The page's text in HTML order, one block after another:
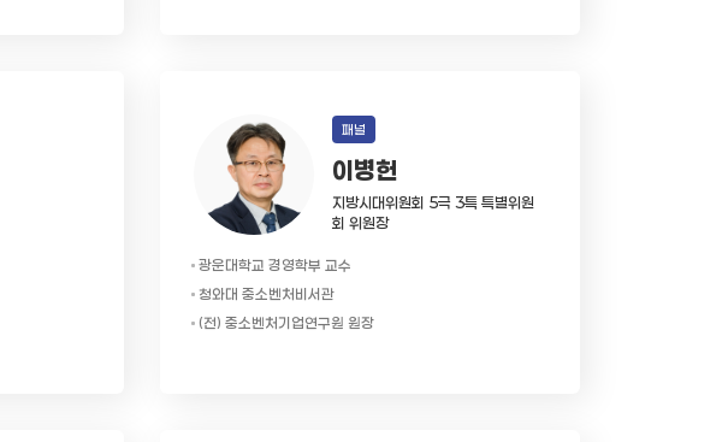
패널
이병헌
지방시대위원회 5극 3특 특별위원
회 위원장
광운대학교 경영학부 교수
청와대 중소벤처비서관
(전) 중소벤처기업연구원 원장